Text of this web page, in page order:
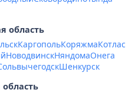
область
КаргопольКоряжмаКотлас
НоводвинскНяндомаОнега
Шенкурск
область